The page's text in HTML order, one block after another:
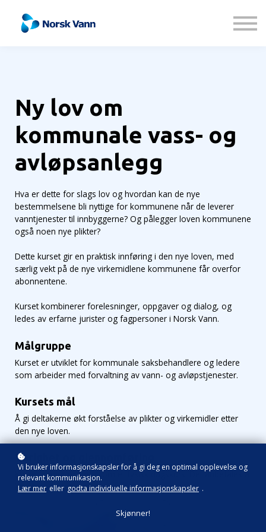
Ny lov om
kommunale vass- og
avløpsanlegg
Hva er dette for slags lov og hvordan kan de nye
bestemmelsene bli nyttige for kommunene når de leverer
vanntjenester til innbyggerne? Og pålegger loven kommunene
også noen nye plikter?
Dette kurset gir en praktisk innføring i den nye loven, med
særlig vekt på de nye virkemidlene kommunene får overfor
abonnentene.
Kurset kombinerer forelesninger, oppgaver og dialog, og
ledes av erfarne jurister og fagpersoner i Norsk Vann.
Målgruppe
Kurset er utviklet for kommunale saksbehandlere og ledere
som arbeider med forvaltning av vann- og avløpstjenester.
Kursets mål
Å gi deltakerne økt forståelse av plikter og virkemidler etter
den nye loven.
Varighet og gjennomføring
Kurset gjennomføres som et fysisk dagskurs. Det anbefales å
ha med PC/nettbrett.
Vi bruker informasjonskapsler for å gi deg en optimal opplevelse og
relevant kommunikasjon.
Lær mer eller godta individuelle informasjonskapsler .
Skjønner!